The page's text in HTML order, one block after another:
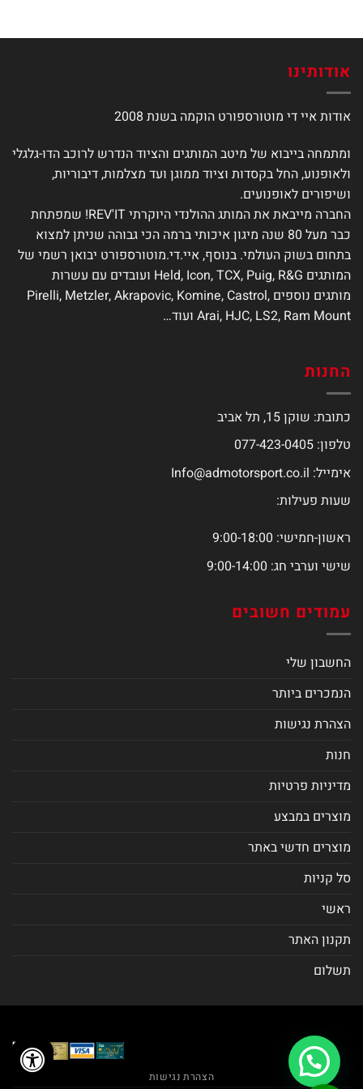
ניתן
האפשרויות
המוצר
האפשרויות
המוצר
אודותינו
אודות איי די מוטורספורט הוקמה בשנת 2008
ומתמחה בייבוא של מיטב המותגים והציוד הנדרש לרוכב הדו-גלגלי
ולאופנוע, החל בקסדות וציוד ממוגן ועד מצלמות, דיבוריות,
ושיפורים לאופנועים.
החברה מייבאת את המותג ההולנדי היוקרתי REV'IT! שמפתחת
כבר מעל 80 שנה מיגון איכותי ברמה הכי גבוהה שניתן למצוא
בתחום בשוק העולמי. בנוסף, איי.די.מוטורספורט יבואן רשמי של
המותגים Held, Icon, TCX, Puig, R&G ועובדים עם עשרות
מותגים נוספים Pirelli, Metzler, Akrapovic, Komine, Castrol,
Arai, HJC, LS2, Ram Mount ועוד…
החנות
כתובת: שוקן 15, תל אביב
טלפון: 077-423-0405
אימייל: Info@admotorsport.co.il
שעות פעילות:
ראשון-חמישי: 9:00-18:00
שישי וערבי חג: 9:00-14:00
עמודים חשובים
החשבון שלי
הנמכרים ביותר
הצהרת נגישות
חנות
מדיניות פרטיות
מוצרים במבצע
מוצרים חדשי באתר
סל קניות
ראשי
תקנון האתר
תשלום
הצהרת נגישות